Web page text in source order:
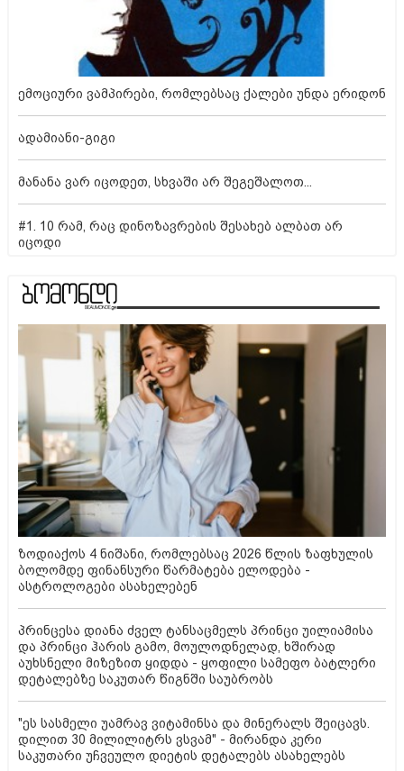
ემოციური ვამპირები, რომლებსაც ქალები უნდა ერიდონ
ადამიანი-გიგი
მანანა ვარ იცოდეთ, სხვაში არ შეგეშალოთ...
#1. 10 რამ, რაც დინოზავრების შესახებ ალბათ არ
იცოდი
ზოდიაქოს 4 ნიშანი, რომლებსაც 2026 წლის ზაფხულის
ბოლომდე ფინანსური წარმატება ელოდება -
ასტროლოგები ასახელებენ
პრინცესა დიანა ძველ ტანსაცმელს პრინცი უილიამისა
და პრინცი ჰარის გამო, მოულოდნელად, ხშირად
აუხსნელი მიზეზით ყიდდა - ყოფილი სამეფო ბატლერი
დეტალებზე საკუთარ წიგნში საუბრობს
"ეს სასმელი უამრავ ვიტამინსა და მინერალს შეიცავს.
დილით 30 მილილიტრს ვსვამ" - მირანდა კერი
საკუთარი უჩვეულო დიეტის დეტალებს ასახელებს